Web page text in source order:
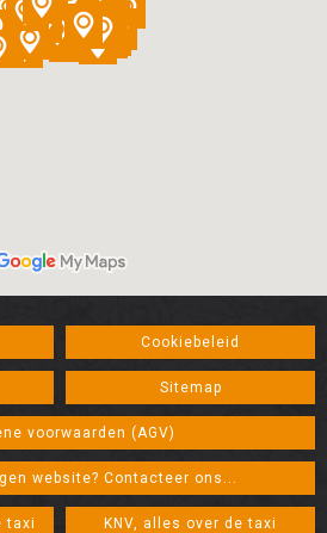
Cookiebeleid
Sitemap
voorwaarden (AGV)
website? Contacteer ons...
taxi KNV, alles over de taxi